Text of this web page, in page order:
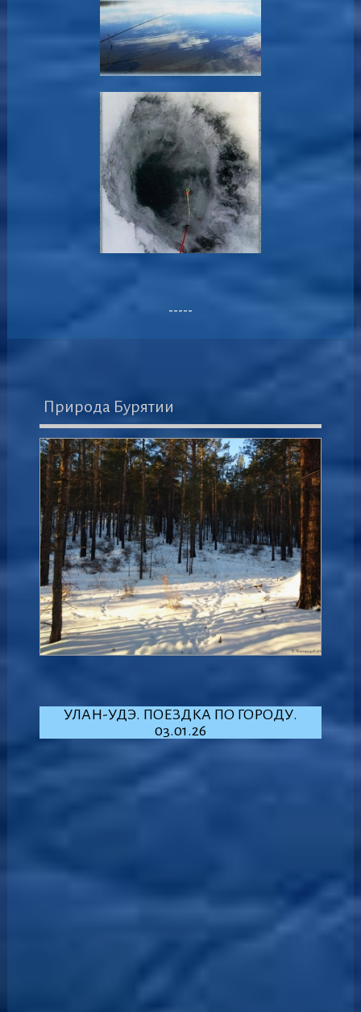
-----
Природа Бурятии
УЛАН-УДЭ. ПОЕЗДКА ПО ГОРОДУ.
03.01.26